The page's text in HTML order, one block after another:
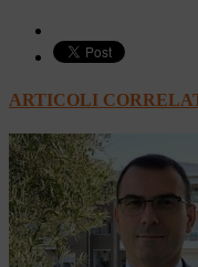
ARTICOLI